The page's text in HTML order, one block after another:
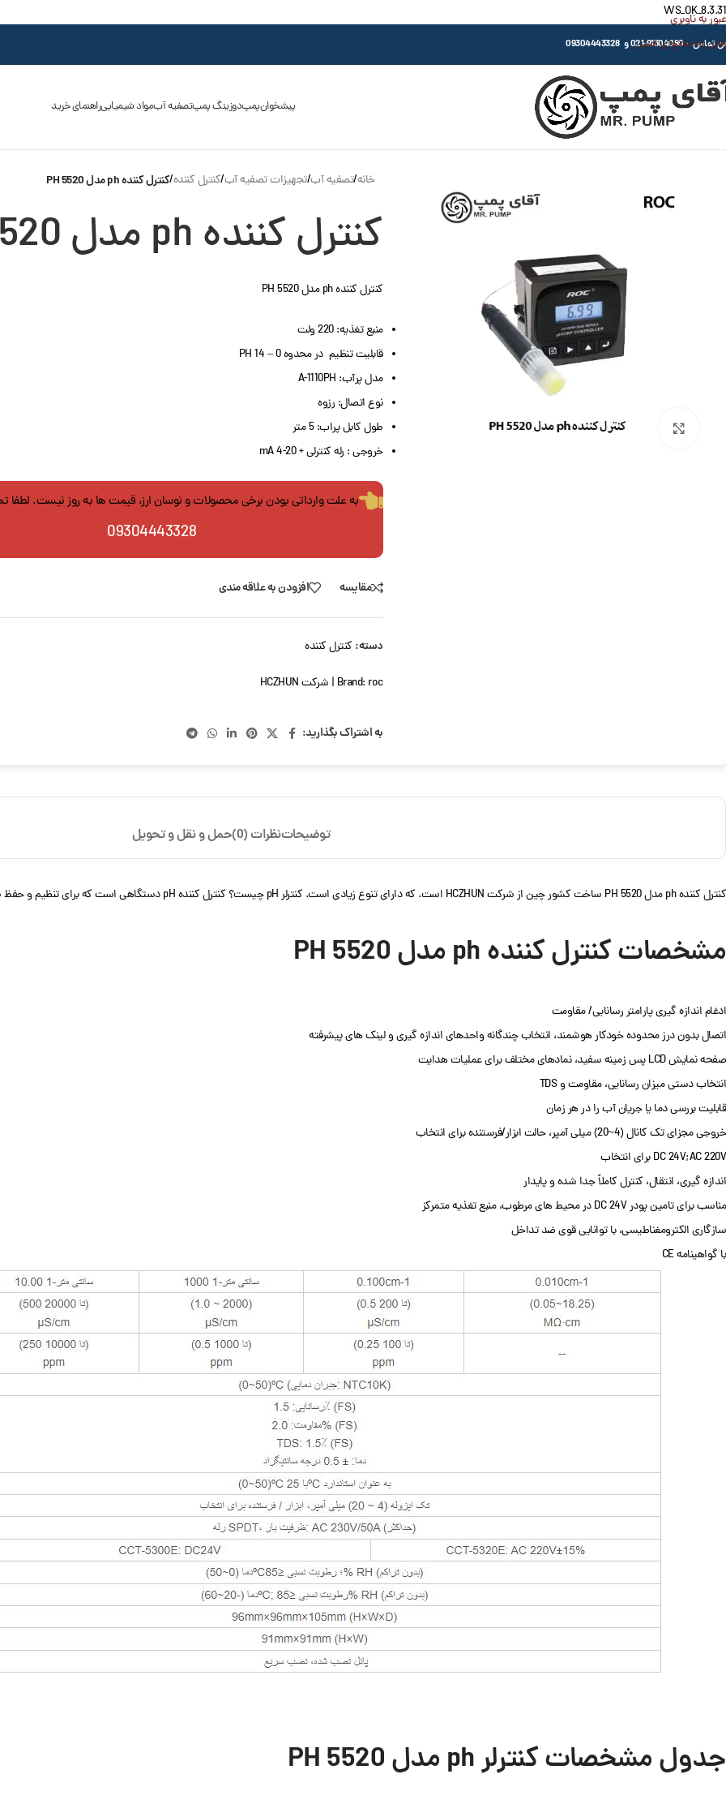
WS_OK_8.3.31
عبور به ناوبری
رفتن به محتوای اصلی
: 91304080-021 و 09304443328
پیشخوانپمپدوزینگ پمپتصفیه آبمواد شیمیاییراهنمای خرید
بزرگنمایی تصویر
خانه/تصفیه آب/تجهیزات تصفیه آب/کنترل کننده/کنترل کننده ph مدل PH 5520
کنترل کننده ph مدل PH 5520
کنترل کننده ph مدل PH 5520
منبع تغذیه: 220 ولت
قابلیت تنظیم در محدوه 0 – 14 PH
مدل پرآب: A-1110PH
نوع اتصال: رزوه
طول کابل پراب: 5 متر
خروجی : رله کنترلی + mA 4-20
به علت وارداتی بودن برخی محصولات و نوسان ارز، قیمت ها به روز نیست. لطفا
09304443328
مقایسه افزودن به علاقه مندی
دسته: کنترل کننده
Brand: roc | شرکت HCZHUN
به اشتراک بگذارید:
توضیحاتنظرات (0) حمل و نقل و تحویل
کنترل کننده ph مدل PH 5520 ساخت کشور چین از شرکت HCZHUN است. که دارای تنوع زیادی است. کنترلر pH چیست؟ کنترل کننده pH دستگاهی است که برای تنظیم و حفظ سطح pH در یک محلول یا سیستم خاص به کار می رود.
مشخصات کنترل کننده ph مدل PH 5520
ادغام اندازه گیری پارامتر رسانایی/ مقاومت
اتصال بدون درز محدوده خودکار هوشمند، انتخاب چندگانه واحدهای اندازه گیری و لینک های پیشرفته
صفحه نمایش LCD پس زمینه سفید، نمادهای مختلف برای عملیات هدایت
انتخاب دستی میزان رسانایی، مقاومت و TDS
قابلیت بررسی دما یا جریان آب را در هر زمان
خروجی مجزای تک کانال (4~20) میلی آمپر، حالت ابزار/فرستنده برای انتخاب
DC 24V;AC 220V برای انتخاب
اندازه گیری، انتقال، کنترل کاملاً جدا شده و پایدار
مناسب برای تامین پودر DC 24V در محیط های مرطوب، منبع تغذیه متمرکز
سازگاری الکترومغناطیسی، با توانایی قوی ضد تداخل
با گواهینامه CE
جدول مشخصات کنترلر ph مدل PH 5520
Facebook